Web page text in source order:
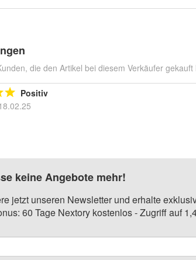
die den Artikel bei diesem Verkäufer
Positiv
keine Angebote mehr!
jetzt unseren Newsletter und erhalte
60 Tage Nextory kostenlos - Zugriff auf